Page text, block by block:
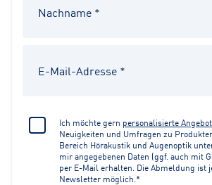
Ich möchte gern personalisierte
Neuigkeiten und Umfragen zu
Bereich Hörakustik und Augenoptik
mir angegebenen Daten (ggf. auch mit
per E-Mail erhalten. Die Abmeldung ist
Newsletter möglich.*